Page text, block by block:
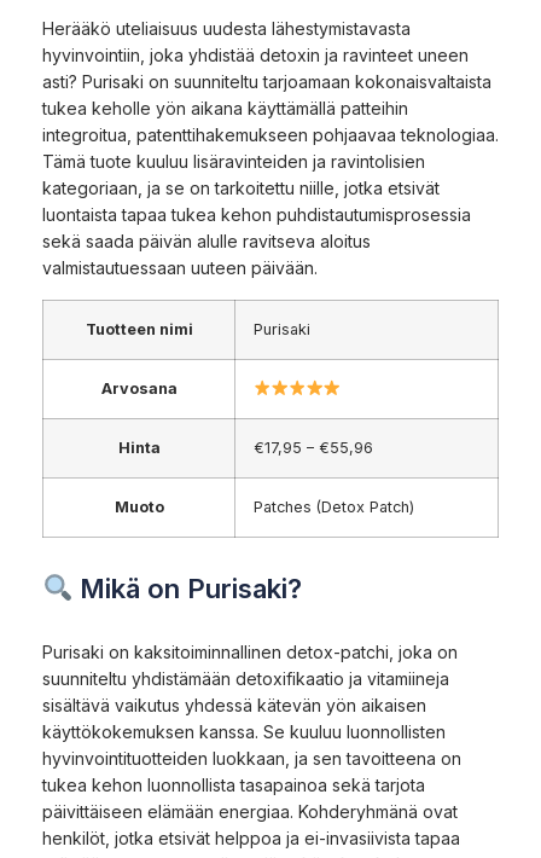
Herääkö uteliaisuus uudesta lähestymistavasta
hyvinvointiin, joka yhdistää detoxin ja ravinteet uneen
asti? Purisaki on suunniteltu tarjoamaan kokonaisvaltaista
tukea keholle yön aikana käyttämällä patteihin
integroitua, patenttihakemukseen pohjaavaa teknologiaa.
Tämä tuote kuuluu lisäravinteiden ja ravintolisien
kategoriaan, ja se on tarkoitettu niille, jotka etsivät
luontaista tapaa tukea kehon puhdistautumisprosessia
sekä saada päivän alulle ravitseva aloitus
valmistautuessaan uuteen päivään.
Tuotteen nimi Purisaki
Arvosana
Hinta €17,95 – €55,96
Muoto Patches (Detox Patch)
Mikä on Purisaki?
Purisaki on kaksitoiminnallinen detox-patchi, joka on
suunniteltu yhdistämään detoxifikaatio ja vitamiineja
sisältävä vaikutus yhdessä kätevän yön aikaisen
käyttökokemuksen kanssa. Se kuuluu luonnollisten
hyvinvointituotteiden luokkaan, ja sen tavoitteena on
tukea kehon luonnollista tasapainoa sekä tarjota
päivittäiseen elämään energiaa. Kohderyhmänä ovat
henkilöt, jotka etsivät helppoa ja ei-invasiivista tapaa